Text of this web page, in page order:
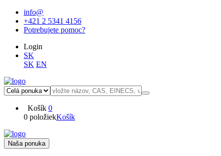
info@
+421 2 5341 4156
Potrebujete pomoc?
Login
SK
SK EN
Košík 0
0 položiekKošík
Naša ponuka